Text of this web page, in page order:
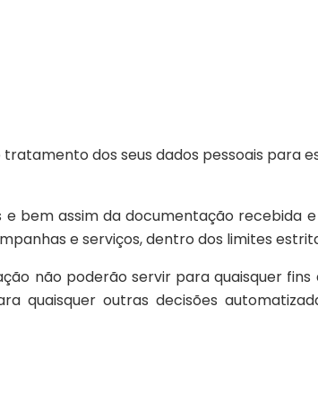
dos seus dados pessoais para
bem assim da documentação recebida
e serviços, dentro dos limites
não poderão servir para quaisquer
quaisquer outras decisões